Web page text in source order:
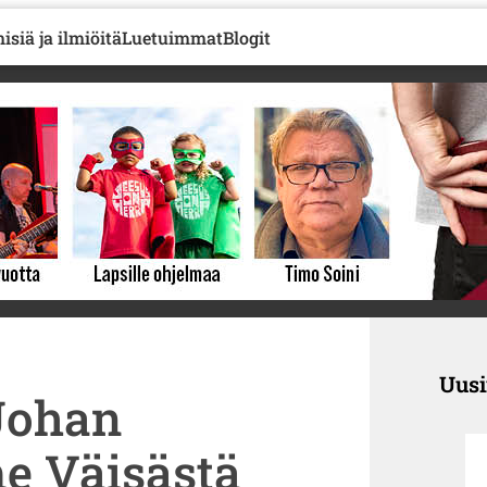
ja ilmiöitäLuetuimmatBlogit
Väisästä